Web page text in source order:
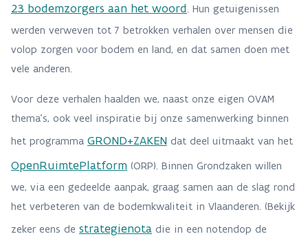
23 bodemzorgers aan het woord. Hun getuigenissen
werden verweven tot 7 betrokken verhalen over mensen die
volop zorgen voor bodem en land, en dat samen doen met
vele anderen.
Voor deze verhalen haalden we, naast onze eigen OVAM
thema’s, ook veel inspiratie bij onze samenwerking binnen
het programma GROND+ZAKEN dat deel uitmaakt van het
OpenRuimtePlatform (ORP). Binnen Grondzaken willen
we, via een gedeelde aanpak, graag samen aan de slag rond
het verbeteren van de bodemkwaliteit in Vlaanderen. (Bekijk
zeker eens de strategienota die in een notendop de